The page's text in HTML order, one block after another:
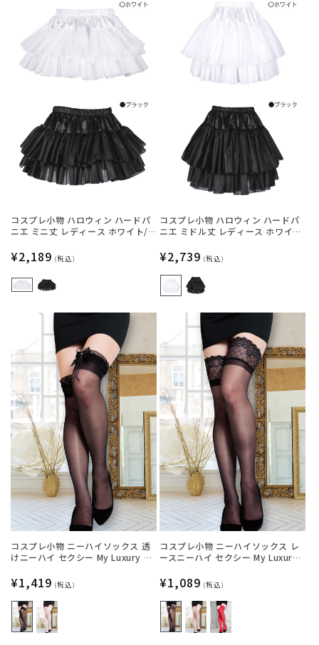
コスプレ小物 ハロウィン ハードパ
ニエ ミニ丈 レディース ホワイト/
トーン】
通
価
¥2,189 (税込)
コスプレ小物 ハロウィン ハードパ
ニエ ミドル丈 レディース ホワイ
ストーン】
通
常
価
¥2,739 (税込)
コスプレ小物 ニーハイソックス 透
けニーハイ セクシー My Luxury シ
レディース フリーサイズ ブラック
【クリアストーン】
通
常
価
格
¥1,419 (税込)
コスプレ小物 ニーハイソックス レ
ースニーハイ セクシー My Luxury
ド レディース フリーサイズ ブラッ
ク【クリアストーン】
通
常
価
格
¥1,089 (税込)